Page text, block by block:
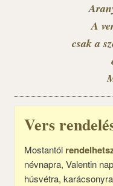
A
csak a
Vers
Mostantól
névnapra, Valentin
húsvétra,